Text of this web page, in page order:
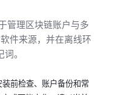
理区块链账户与多
件来源，并在离线环
。
前检查、账户备份和常